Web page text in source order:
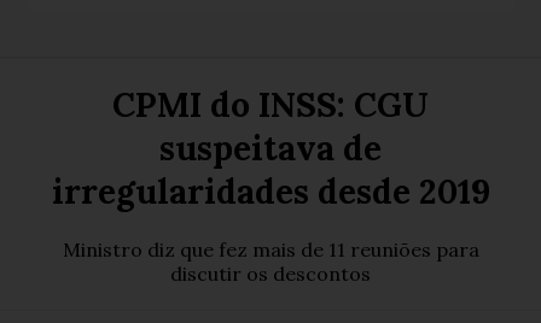
CPMI do INSS: CGU
suspeitava de
irregularidades desde 2019
Ministro diz que fez mais de 11 reuniões para
discutir os descontos